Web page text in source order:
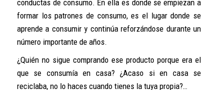
conductas de consumo. En ella es donde se empiezan a
formar los patrones de consumo, es el lugar donde se
aprende a consumir y continúa reforzándose durante un
número importante de años.
¿Quién no sigue comprando ese producto porque era el
que se consumía en casa? ¿Acaso si en casa se
reciclaba, no lo haces cuando tienes la tuya propia?…